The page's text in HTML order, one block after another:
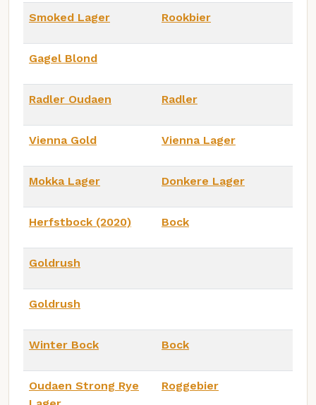
Smoked Lager Rookbier
Gagel Blond
Radler Oudaen Radler
Vienna Gold Vienna Lager
Mokka Lager Donkere Lager
Herfstbock (2020) Bock
Goldrush
Goldrush
Winter Bock Bock
Oudaen Strong Rye
Roggebier